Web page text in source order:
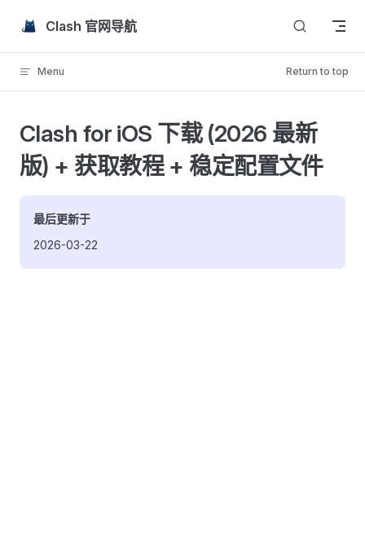
Skip to content
Clash 官网导航
Menu Return to top
Clash for iOS 下载 (2026 最新
版) + 获取教程 + 稳定配置文件
最后更新于
2026-03-22